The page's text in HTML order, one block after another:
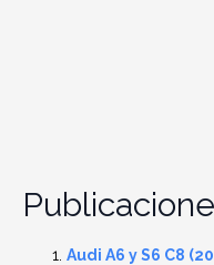
Audi A6 y S6 C8